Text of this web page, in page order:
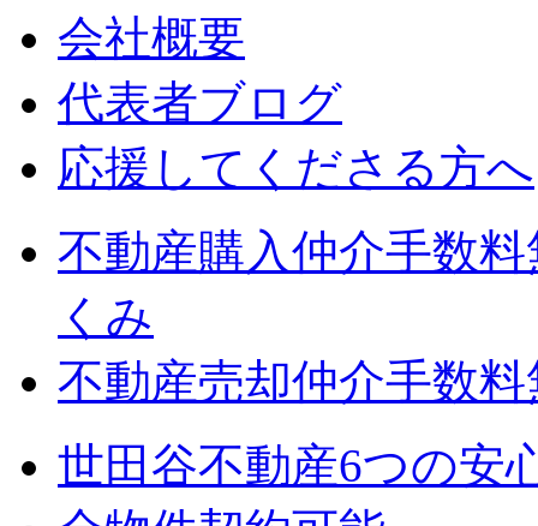
会社概要
代表者ブログ
応援してくださる方へ
不動産購入仲介手数
くみ
不動産売却仲介手数
世田谷不動産6つの安